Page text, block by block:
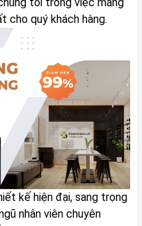
cho quý khách hàng.
kế hiện đại, sang trọng
nhân viên chuyên